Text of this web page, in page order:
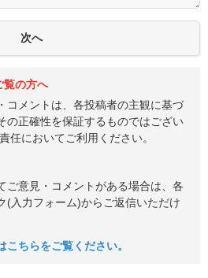
覧の方へ
コメントは、各投稿者の主観に基づ
の正確性を保証するものではござい
任においてご利用ください。
ご意見・コメントがある場合は、各
(入力フォーム)からご返信いただけ
ちらをご覧ください。